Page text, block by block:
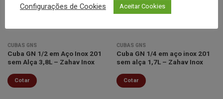
CUBAS GNS
Cuba GN 1/2 em Aço Inox 201
sem Alça 3,8L – Zahav Inox
Cotar
CUBAS GNS
Cuba GN 1/4 em aço inox 201
sem alça 1,7L – Zahav Inox
Cotar
Configurações de Cookies Aceitar Cookies